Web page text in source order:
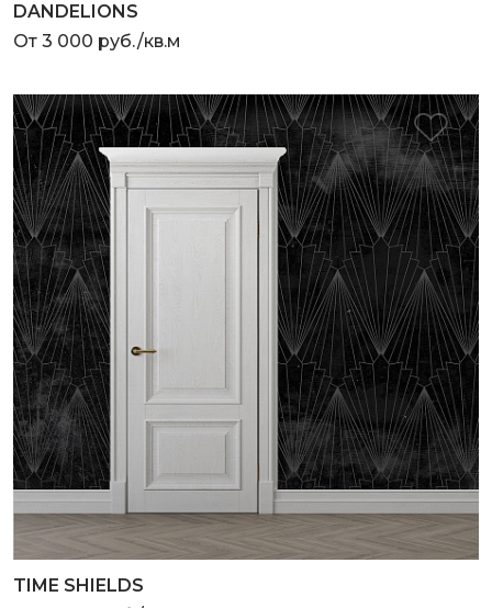
DANDELIONS
От 3 000 руб./кв.м
TIME SHIELDS